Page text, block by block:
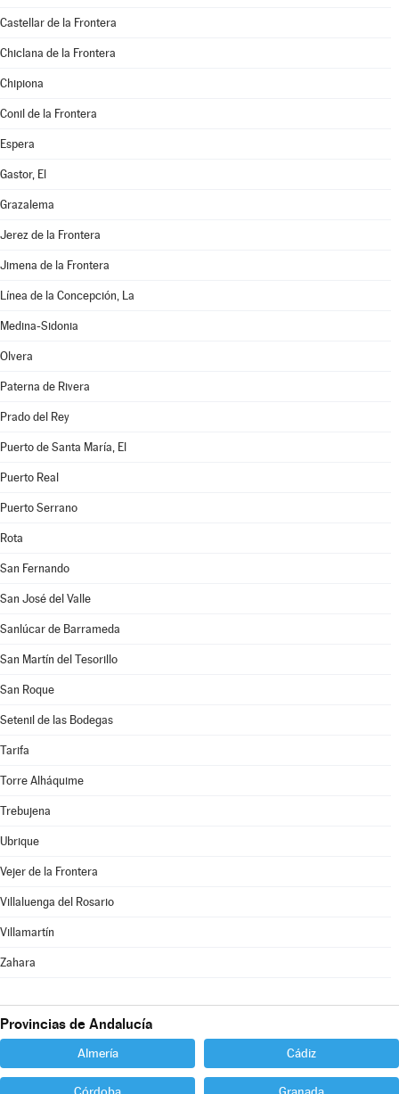
Castellar de la Frontera
Chiclana de la Frontera
Chipiona
Conil de la Frontera
Espera
Gastor, El
Grazalema
Jerez de la Frontera
Jimena de la Frontera
Línea de la Concepción, La
Medina-Sidonia
Olvera
Paterna de Rivera
Prado del Rey
Puerto de Santa María, El
Puerto Real
Puerto Serrano
Rota
San Fernando
San José del Valle
Sanlúcar de Barrameda
San Martín del Tesorillo
San Roque
Setenil de las Bodegas
Tarifa
Torre Alháquime
Trebujena
Ubrique
Vejer de la Frontera
Villaluenga del Rosario
Villamartín
Zahara
Provincias de Andalucía
Almería Cádiz